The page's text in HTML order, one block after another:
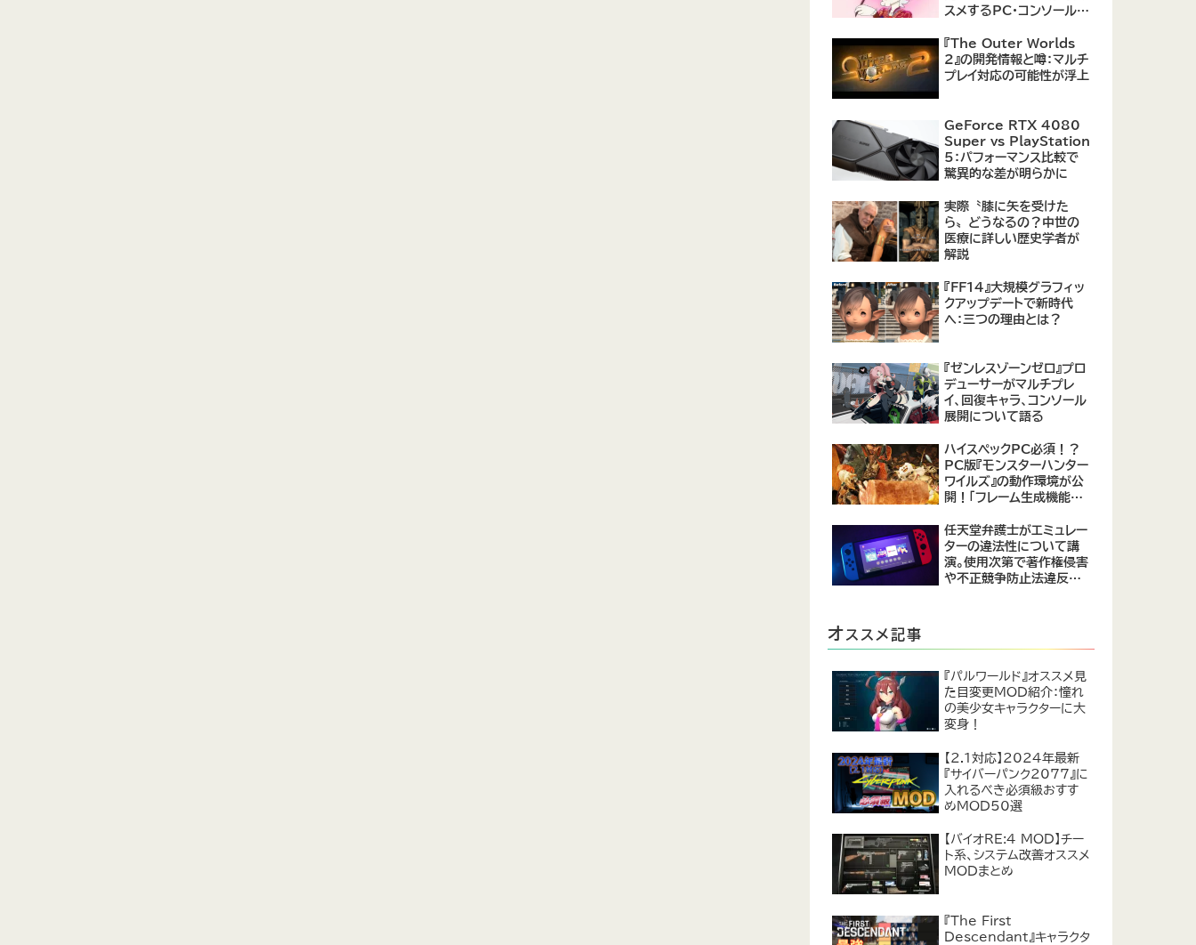
スメするPC・コンソール向
『The Outer Worlds
2』の開発情報と噂：マルチ
プレイ対応の可能性が浮上
GeForce RTX 4080
Super vs PlayStation
5：パフォーマンス比較で
驚異的な差が明らかに
実際〝膝に矢を受けた
ら〟どうなるの？中世の
医療に詳しい歴史学者が
解説
『FF14』大規模グラフィッ
クアップデートで新時代
へ：三つの理由とは？
『ゼンレスゾーンゼロ』プロ
デューサーがマルチプレ
イ、回復キャラ、コンソール
展開について語る
ハイスペックPC必須！？
PC版『モンスターハンター
ワイルズ』の動作環境が公
開！「フレーム生成機能を
のは無理がある」との声も
任天堂弁護士がエミュレー
ターの違法性について講
演。使用次第で著作権侵害
や不正競争防止法違反に
オ ススメ記事
『パルワールド』オススメ見
た目変更MOD紹介：憧れ
の美少女キャラクターに大
変身！
【2.1対応】2024年最新
『サイバーパンク2077』に
入れるべき必須級おすす
めMOD50選
【バイオRE:4 MOD】チー
ト系、システム改善オススメ
MODまとめ
『The First
Descendant』キャラクタ